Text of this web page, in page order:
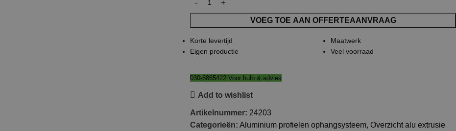
VOEG TOE AAN OFFERTEAANVRAAG
Korte levertijd
Eigen productie
Maatwerk
Veel voorraad
030-6865422 Voor hulp & advies
Add to wishlist
Artikelnummer: 24203
Categorieën: Aluminium profielen ophangsysteem, Overzicht alu extrusie